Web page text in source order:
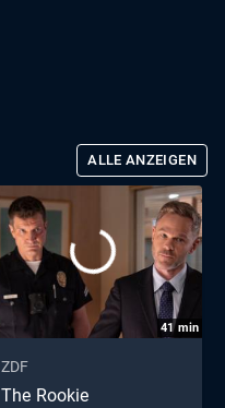
ALLE ANZEIGEN
41min
ZDF
The Rookie